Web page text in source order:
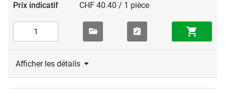
CHF 40.40 / 1 pièce
Afficher les détails